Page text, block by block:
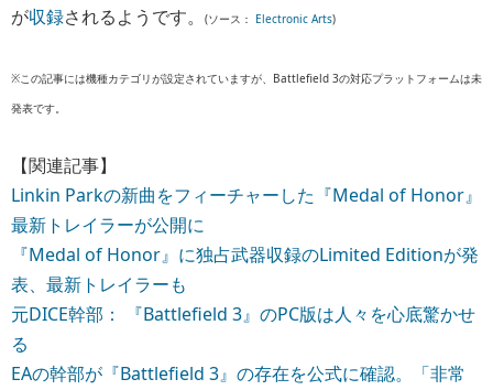
が収録されるようです。 (ソース： Electronic Arts)
※この記事には機種カテゴリが設定されていますが、Battlefield 3の対応プラットフォームは未
発表です。
【関連記事】
Linkin Parkの新曲をフィーチャーした『Medal of Honor』
最新トレイラーが公開に
『Medal of Honor』に独占武器収録のLimited Editionが発
表、最新トレイラーも
元DICE幹部： 『Battlefield 3』のPC版は人々を心底驚かせ
る
EAの幹部が『Battlefield 3』の存在を公式に確認。「非常